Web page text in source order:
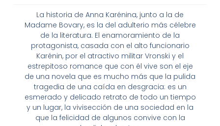
La historia de Anna Karénina, junto a la de
Madame Bovary, es la del adulterio más célebre
de la literatura. El enamoramiento de la
protagonista, casada con el alto funcionario
Karénin, por el atractivo militar Vronski y el
estrepitoso romance que con él vive son el eje
de una novela que es mucho más que la pulida
tragedia de una caída en desgracia: es un
esmerado y delicado retrato de todo un tiempo
y un lugar, la vivisección de una sociedad en la
que la felicidad de algunos convive con la